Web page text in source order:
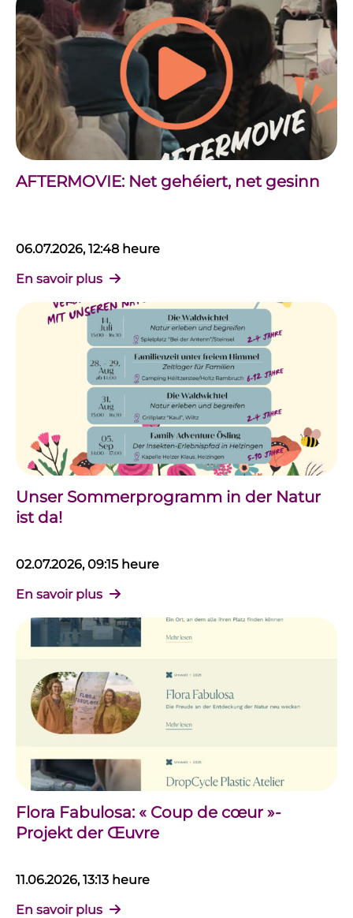
AFTERMOVIE: Net gehéiert, net gesinn
06.07.2026, 12:48 heure
En savoir plus
Unser Sommerprogramm in der Natur
ist da!
02.07.2026, 09:15 heure
En savoir plus
Flora Fabulosa: « Coup de cœur »-
Projekt der Œuvre
11.06.2026, 13:13 heure
En savoir plus